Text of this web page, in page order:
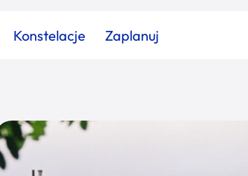
Konstelacje Zaplanuj